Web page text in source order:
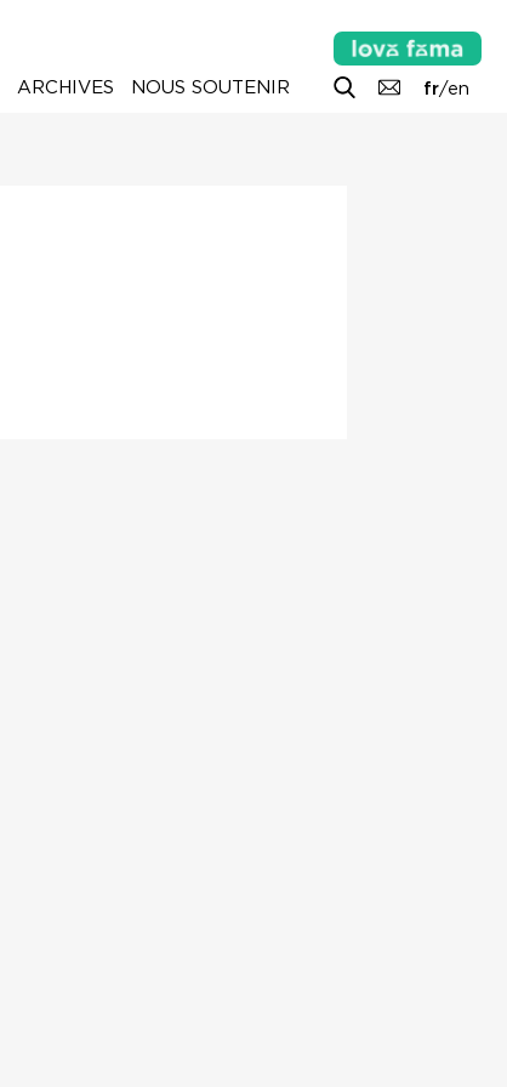
fr/en
ARCHIVES NOUS SOUTENIR